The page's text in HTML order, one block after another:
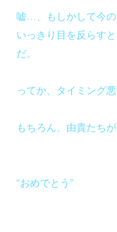
嘘…、もしかして今
いっきり目を反らす
だ。
ってか、タイミング
もちろん、由貴たち
“おめでとう”